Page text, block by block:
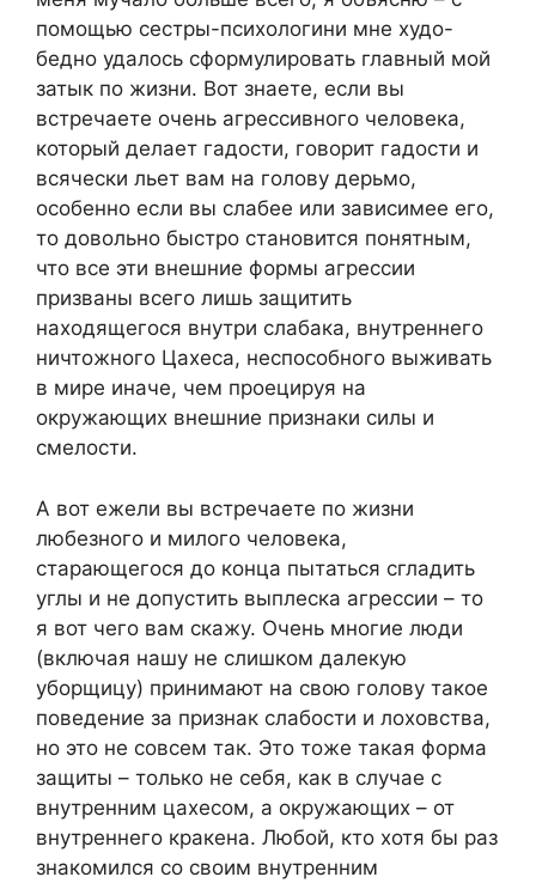
помощью сестры-психологини мне худо-
бедно удалось сформулировать главный мой
затык по жизни. Вот знаете, если вы
встречаете очень агрессивного человека,
который делает гадости, говорит гадости и
всячески льет вам на голову дерьмо,
особенно если вы слабее или зависимее его,
то довольно быстро становится понятным,
что все эти внешние формы агрессии
призваны всего лишь защитить
находящегося внутри слабака, внутреннего
ничтожного Цахеса, неспособного выживать
в мире иначе, чем проецируя на
окружающих внешние признаки силы и
смелости.
А вот ежели вы встречаете по жизни
любезного и милого человека,
старающегося до конца пытаться сгладить
углы и не допустить выплеска агрессии – то
я вот чего вам скажу. Очень многие люди
(включая нашу не слишком далекую
уборщицу) принимают на свою голову такое
поведение за признак слабости и лоховства,
но это не совсем так. Это тоже такая форма
защиты – только не себя, как в случае с
внутренним цахесом, а окружающих – от
внутреннего кракена. Любой, кто хотя бы раз
знакомился со своим внутренним